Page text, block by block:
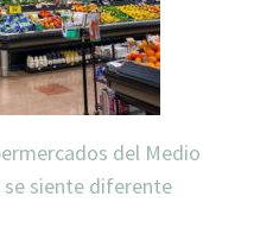
del Medio
siente diferente